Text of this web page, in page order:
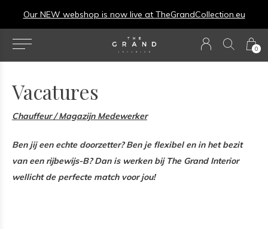
0
Our NEW webshop is now live at TheGrandCollection.eu
Vacatures
Chauffeur / Magazijn Medewerker
Ben jij een echte doorzetter? Ben je flexibel en in het bezit
van een rijbewijs-B? Dan is werken bij The Grand Interior
wellicht de perfecte match voor jou!